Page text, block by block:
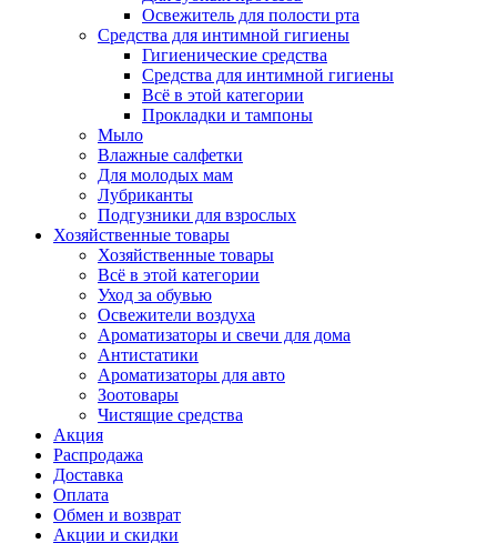
Освежитель для полости рта
Средства для интимной гигиены
Гигиенические средства
Средства для интимной гигиены
Всё в этой категории
Прокладки и тампоны
Мыло
Влажные салфетки
Для молодых мам
Лубриканты
Подгузники для взрослых
Хозяйственные товары
Хозяйственные товары
Всё в этой категории
Уход за обувью
Освежители воздуха
Ароматизаторы и свечи для дома
Антистатики
Ароматизаторы для авто
Зоотовары
Чистящие средства
Акция
Распродажа
Доставка
Оплата
Обмен и возврат
Акции и скидки